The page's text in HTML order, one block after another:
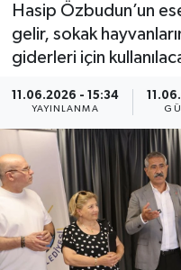
Hasip Özbudun’un
gelir, sokak
giderleri için
11.06.2026 - 15:34
YAYINLANMA